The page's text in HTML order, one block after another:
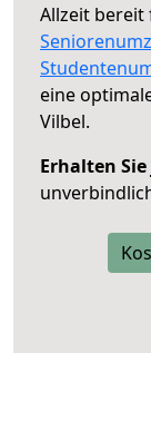
Allzeit
eine
Vilbel.
Erhalten